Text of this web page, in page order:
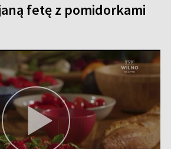
fetę z pomidorkami